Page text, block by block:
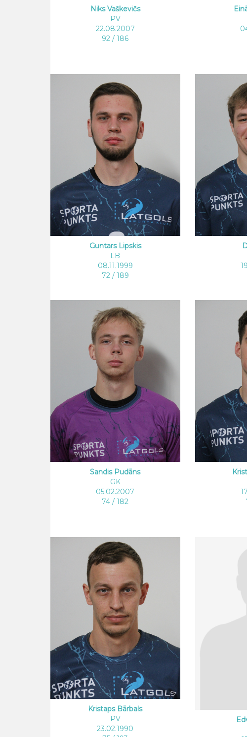
Niks Vaškevičs
PV
22.08.2007
92 / 186
Guntars Lipskis
LB
08.11.1999
72 / 189
Sandis Pudāns
GK
05.02.2007
74 / 182
Kristaps Bārbals
PV
23.02.1990